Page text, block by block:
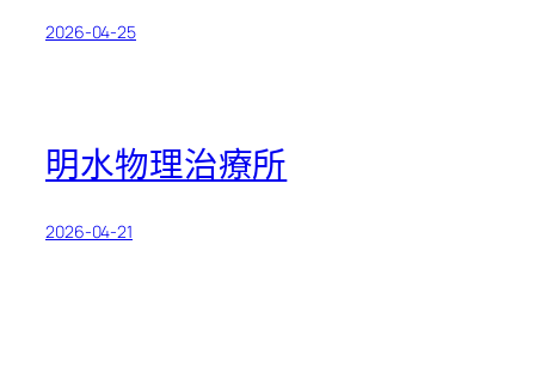
2026-04-25
明水物理治療所
2026-04-21